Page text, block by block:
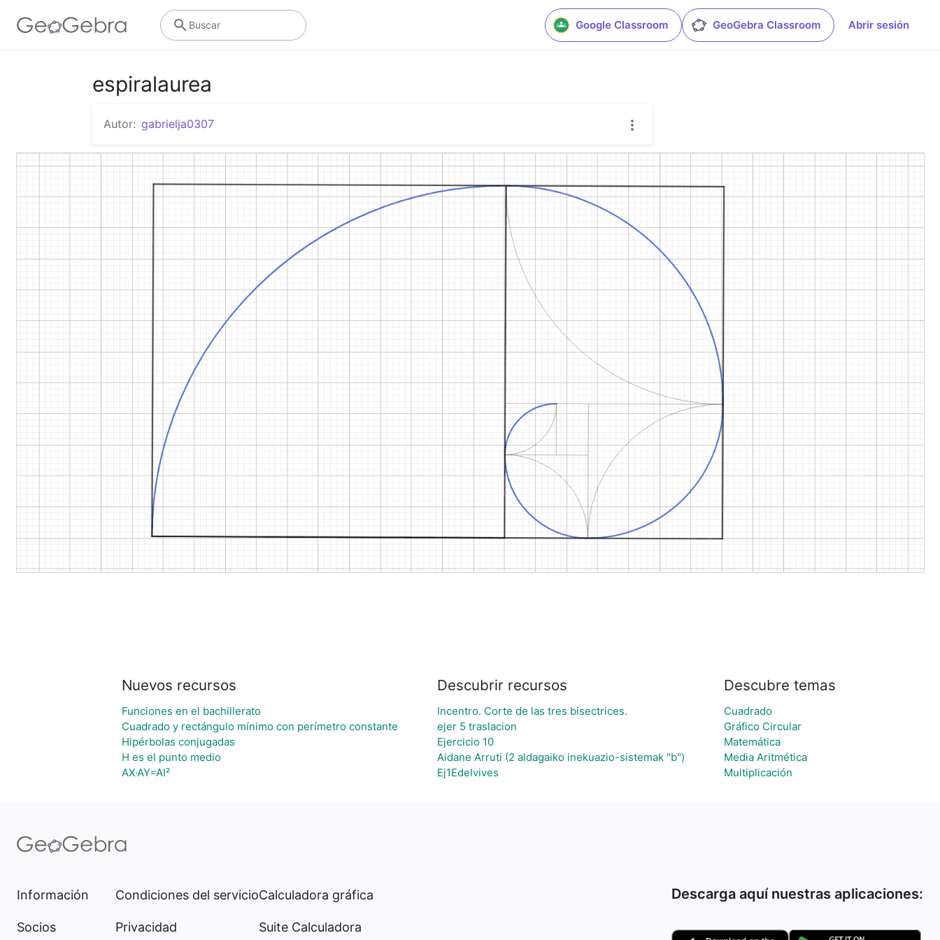
Google Classroom GeoGebra Classroom Abrir sesión
Buscar
espiralaurea
Autor: gabrielja0307
Nuevos recursos
Funciones en el bachillerato
Cuadrado y rectángulo mínimo con perímetro constante
Hipérbolas conjugadas
H es el punto medio
AX·AY=AI²
Descubrir recursos
Incentro. Corte de las tres bisectrices.
ejer 5 traslacion
Ejercicio 10
Aidane Arruti (2 aldagaiko inekuazio-sistemak "b")
Ej1Edelvives
Descubre temas
Cuadrado
Gráfico Circular
Matemática
Media Aritmética
Multiplicación
Información
Socios
Condiciones del servicio
Privacidad
Calculadora gráfica
Suite Calculadora
Descarga aquí nuestras aplicaciones: